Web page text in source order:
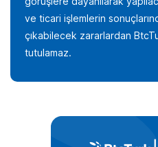
ve ticari işlemlerin
çıkabilecek zararlardan
tutulamaz.